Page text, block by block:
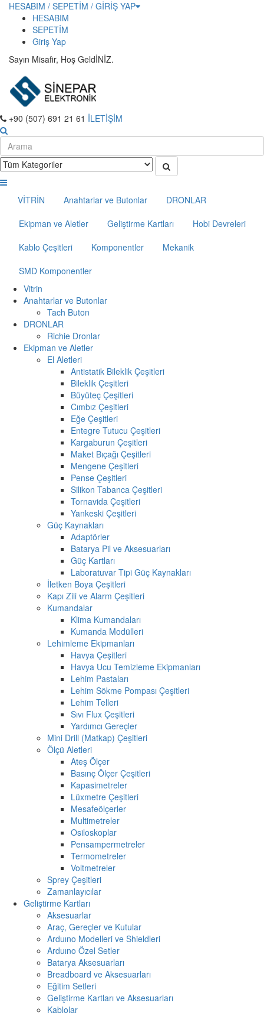
HESABIM / SEPETİM / GİRİŞ YAP
HESABIM
SEPETİM
Giriş Yap
Sayın Misafir, Hoş GeldİNİZ.
+90 (507) 691 21 61 İLETİŞİM
VİTRİN Anahtarlar ve Butonlar
DRONLAR
Ekipman ve Aletler
Geliştirme Kartları
Hobi Devreleri
Kablo Çeşitleri
Komponentler
Mekanik
SMD Komponentler
Vitrin
Anahtarlar ve Butonlar
Tach Buton
DRONLAR
Richie Dronlar
Ekipman ve Aletler
El Aletleri
Antistatik Bileklik Çeşitleri
Bileklik Çeşitleri
Büyüteç Çeşitleri
Cımbız Çeşitleri
Eğe Çeşitleri
Entegre Tutucu Çeşitleri
Kargaburun Çeşitleri
Maket Bıçağı Çeşitleri
Mengene Çeşitleri
Pense Çeşitleri
Silikon Tabanca Çeşitleri
Tornavida Çeşitleri
Yankeski Çeşitleri
Güç Kaynakları
Adaptörler
Batarya Pil ve Aksesuarları
Güç Kartları
Laboratuvar Tipi Güç Kaynakları
İletken Boya Çeşitleri
Kapı Zili ve Alarm Çeşitleri
Kumandalar
Klima Kumandaları
Kumanda Modülleri
Lehimleme Ekipmanları
Havya Çeşitleri
Havya Ucu Temizleme Ekipmanları
Lehim Pastaları
Lehim Sökme Pompası Çeşitleri
Lehim Telleri
Sıvı Flux Çeşitleri
Yardımcı Gereçler
Mini Drill (Matkap) Çeşitleri
Ölçü Aletleri
Ateş Ölçer
Basınç Ölçer Çeşitleri
Kapasimetreler
Lüxmetre Çeşitleri
Mesafeölçerler
Multimetreler
Osiloskoplar
Pensampermetreler
Termometreler
Voltmetreler
Sprey Çeşitleri
Zamanlayıcılar
Geliştirme Kartları
Aksesuarlar
Araç, Gereçler ve Kutular
Arduıno Modelleri ve Shieldleri
Arduıno Özel Setler
Batarya Aksesuarları
Breadboard ve Aksesuarları
Eğitim Setleri
Geliştirme Kartları ve Aksesuarları
Kablolar